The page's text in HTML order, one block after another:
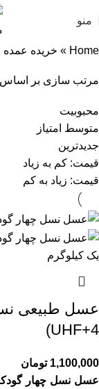
منو
Home
» خریده عمده
مرتب سازی بر اساس
محبوبیت
متوسط امتیاز
جدیدترین
قیمت: کم به زیاد
قیمت: زیاد به کم
یک کیلوگرم
عسل طبیعی
UHF+4)
1,100,000 تومان
عسل نسل چهار